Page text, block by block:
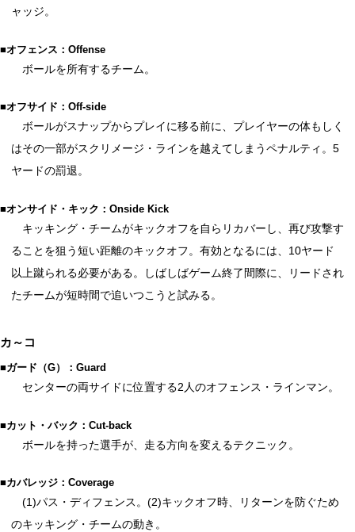
ャッジ。
■オフェンス：Offense
ボールを所有するチーム。
■オフサイド：Off-side
ボールがスナップからプレイに移る前に、プレイヤーの体もしく
はその一部がスクリメージ・ラインを越えてしまうペナルティ。5
ヤードの罰退。
■オンサイド・キック：Onside Kick
キッキング・チームがキックオフを自らリカバーし、再び攻撃す
ることを狙う短い距離のキックオフ。有効となるには、10ヤード
以上蹴られる必要がある。しばしばゲーム終了間際に、リードされ
たチームが短時間で追いつこうと試みる。
カ～コ
■ガード（G）：Guard
センターの両サイドに位置する2人のオフェンス・ラインマン。
■カット・バック：Cut-back
ボールを持った選手が、走る方向を変えるテクニック。
■カバレッジ：Coverage
(1)パス・ディフェンス。(2)キックオフ時、リターンを防ぐため
のキッキング・チームの動き。